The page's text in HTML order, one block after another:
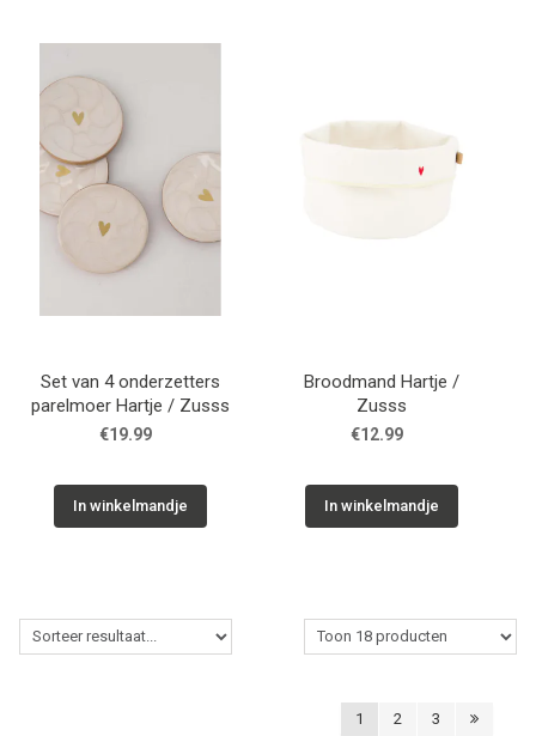
Set van 4 onderzetters
parelmoer Hartje / Zusss
€19.99
In winkelmandje
Broodmand Hartje /
Zusss
€12.99
In winkelmandje
1 2 3